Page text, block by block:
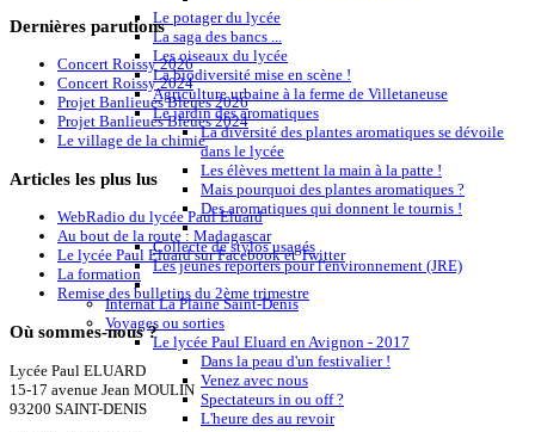
Le potager du lycée
La saga des bancs ...
Les oiseaux du lycée
La biodiversité mise en scène !
Agriculture urbaine à la ferme de Villetaneuse
Le jardin des aromatiques
La diversité des plantes aromatiques se dévoile
dans le lycée
Les élèves mettent la main à la patte !
Mais pourquoi des plantes aromatiques ?
Des aromatiques qui donnent le tournis !
Collecte de stylos usagés
Les jeunes reporters pour l'environnement (JRE)
Internat La Plaine Saint-Denis
Voyages ou sorties
Le lycée Paul Eluard en Avignon - 2017
Dans la peau d'un festivalier !
Venez avec nous
Spectateurs in ou off ?
L'heure des au revoir
Dernières parutions
Concert Roissy 2026
Concert Roissy 2024
Projet Banlieues Bleues 2026
Projet Banlieues Bleues 2024
Le village de la chimie
Articles les plus lus
WebRadio du lycée Paul Eluard
Au bout de la route : Madagascar
Le lycée Paul Eluard sur Facebook et Twitter
La formation
Remise des bulletins du 2ème trimestre
Où sommes-nous ?
Lycée Paul ELUARD
15-17 avenue Jean MOULIN
93200 SAINT-DENIS